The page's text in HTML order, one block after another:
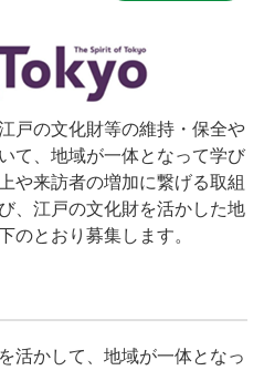
戸の文化財等の維持・保全や
て、地域が一体となって学び
や来訪者の増加に繋げる取組
、江戸の文化財を活かした地
のとおり募集します。
活かして、地域が一体となっ